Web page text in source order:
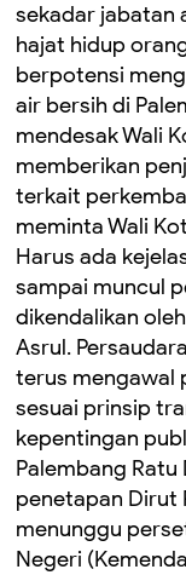
sekadar jabatan
hajat hidup
berpotensi
air bersih di
mendesak Wali
memberikan
terkait
meminta Wali
Harus ada
sampai muncul
dikendalikan
Asrul.
terus mengawal
sesuai prinsip
kepentingan
Palembang
penetapan Dirut
menunggu
Negeri